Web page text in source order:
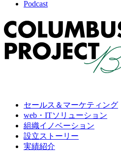
Podcast
セールス＆マーケティング
web・ITソリューション
組織イノベーション
設立ストーリー
実績紹介